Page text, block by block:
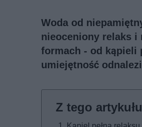
Woda od
nieoceniony relaks i
formach - od kąpieli
umiejętność